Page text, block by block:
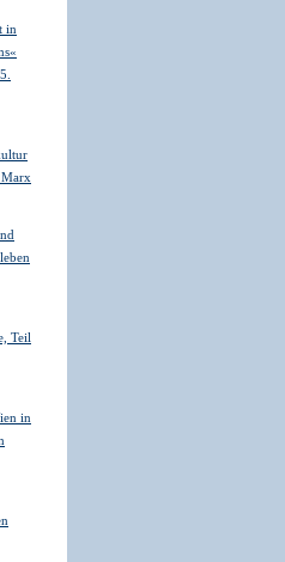
in
Marx
Teil
in